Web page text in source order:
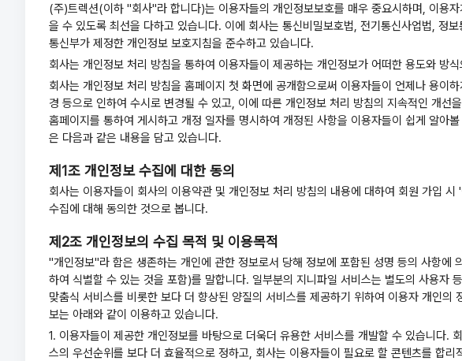
(주)트렉션(이하 "회사"라 합니다)는 이용자들의 개인정보보호를 매우 중요시하며, 이용
을 수 있도록 최선을 다하고 있습니다. 이에 회사는 통신비밀보호법, 전기통신사업법, 정
통신부가 제정한 개인정보 보호지침을 준수하고 있습니다.
회사는 개인정보 처리 방침을 통하여 이용자들이 제공하는 개인정보가 어떠한 용도와 방
회사는 개인정보 처리 방침을 홈페이지 첫 화면에 공개함으로써 이용자들이 언제나 용
경 등으로 인하여 수시로 변경될 수 있고, 이에 따른 개인정보 처리 방침의 지속적인 개
홈페이지를 통하여 게시하고 개정 일자를 명시하여 개정된 사항을 이용자들이 쉽게 알아
은 다음과 같은 내용을 담고 있습니다.
제1조 개인정보 수집에 대한 동의
회사는 이용자들이 회사의 이용약관 및 개인정보 처리 방침의 내용에 대하여 회원 가입
수집에 대해 동의한 것으로 봅니다.
제2조 개인정보의 수집 목적 및 이용목적
"개인정보"라 함은 생존하는 개인에 관한 정보로서 당해 정보에 포함된 성명 등의 사항
하여 식별할 수 있는 것을 포함)를 말합니다. 일부분의 지니파일 서비스는 별도의 사용자
맞춤식 서비스를 비롯한 보다 더 향상된 양질의 서비스를 제공하기 위하여 이용자 개인
보는 아래와 같이 이용하고 있습니다.
1. 이용자들이 제공한 개인정보를 바탕으로 더욱더 유용한 서비스를 개발할 수 있습니다.
스의 우선순위를 보다 더 효율적으로 정하고, 회사는 이용자들이 필요로 할 콘텐츠를 합리